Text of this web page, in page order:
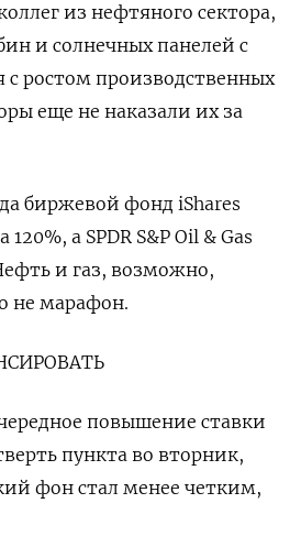
из нефтяного сектора,
и солнечных панелей с
с ростом производственных
еще не наказали их за
биржевой фонд iShares
а SPDR S&P Oil & Gas
и газ, возможно,
не марафон.
повышение ставки
пункта во вторник,
фон стал менее четким,